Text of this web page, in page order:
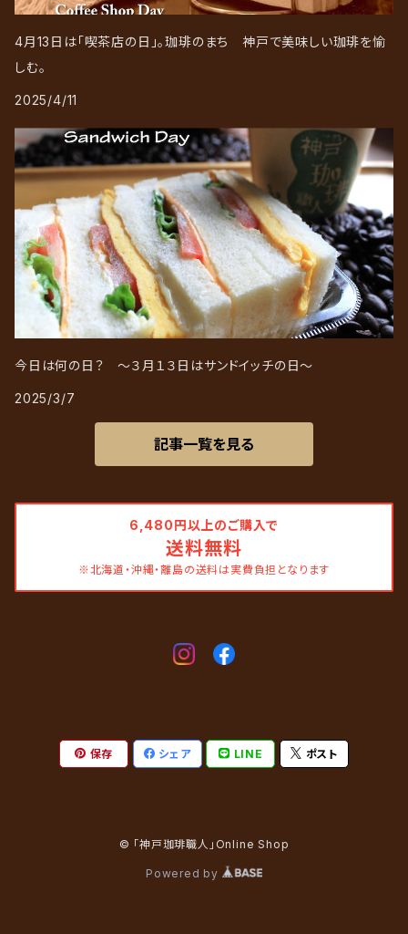
4月13日は「喫茶店の日」。珈琲のまち 神戸で美味しい珈琲を愉
しむ。
2025/4/11
今日は何の日？ ～３月１３日はサンドイッチの日～
2025/3/7
記事一覧を見る
6,480円以上のご購入で
送料無料
※北海道・沖縄・離島の送料は実費負担となります
保存 シェア LINE ポスト
© 「神戸珈琲職人」Online Shop
Powered by